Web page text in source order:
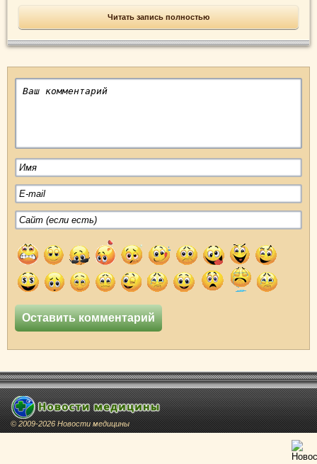
Читать запись полностью
© 2009-2026 Новости медицины